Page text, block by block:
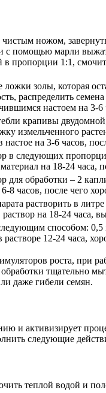
чистым ножом,
с помощью марли
пропорции 1:1,
золы, которая
распределить
настоем на 3-6
крапивы
измельченного
на 3-6 часов,
в следующих
на 18-24 часа,
для обработки – 2
8 часов, после чего
растворить в
на 18-24 часа,
способом: 0,5
12-24 часа,
роста, при
тщательно
даже гибели семян.
и активизирует
следующие
теплой водой и